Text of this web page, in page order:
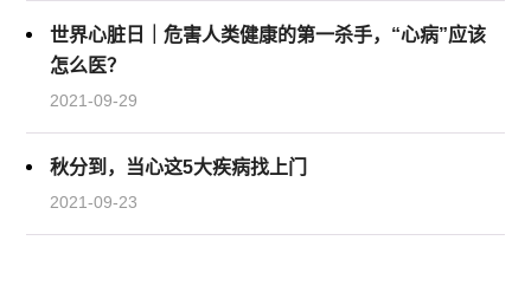
世界心脏日｜危害人类健康的第一杀手，“心病”应该
怎么医？
2021-09-29
秋分到，当心这5大疾病找上门
2021-09-23